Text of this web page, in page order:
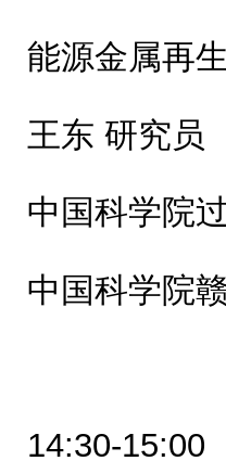
能源金属再
王东 研究员
中国科学院
中国科学院
14:30-15:00